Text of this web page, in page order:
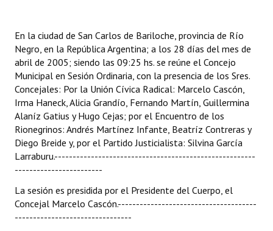
Constitución Nacional
Constitución Provincial
Carta Orgánica 2007
Reglamento Interno
Digesto
DOCUMENTOS
Informes de Gestión
En la ciudad de San Carlos de Bariloche, provincia de Río
Negro, en la República Argentina; a los 28 días del mes de
abril de 2005; siendo las 09:25 hs. se reúne el Concejo
Municipal en Sesión Ordinaria, con la presencia de los Sres.
Concejales: Por la Unión Cívica Radical: Marcelo Cascón,
Irma Haneck, Alicia Grandío, Fernando Martín, Guillermina
Alaníz Gatius y Hugo Cejas; por el Encuentro de los
Rionegrinos: Andrés Martínez Infante, Beatríz Contreras y
Diego Breide y, por el Partido Justicialista: Silvina García
Larraburu.-------------------------------------------------------
------------------------
La sesión es presidida por el Presidente del Cuerpo, el
Concejal Marcelo Cascón.--------------------------------------
--------------------------------